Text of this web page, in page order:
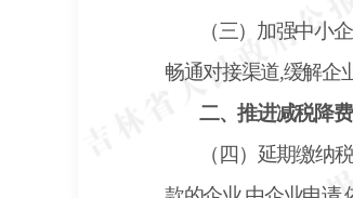
（三）加强中小
畅通对接渠道,缓解企
二、推进减税降
（四）延期缴纳